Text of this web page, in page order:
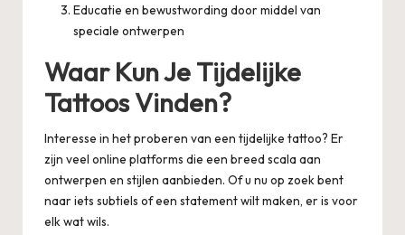
Educatie en bewustwording door middel van
speciale ontwerpen
Waar Kun Je Tijdelijke
Tattoos Vinden?
Interesse in het proberen van een tijdelijke tattoo? Er
zijn veel online platforms die een breed scala aan
ontwerpen en stijlen aanbieden. Of u nu op zoek bent
naar iets subtiels of een statement wilt maken, er is voor
elk wat wils.